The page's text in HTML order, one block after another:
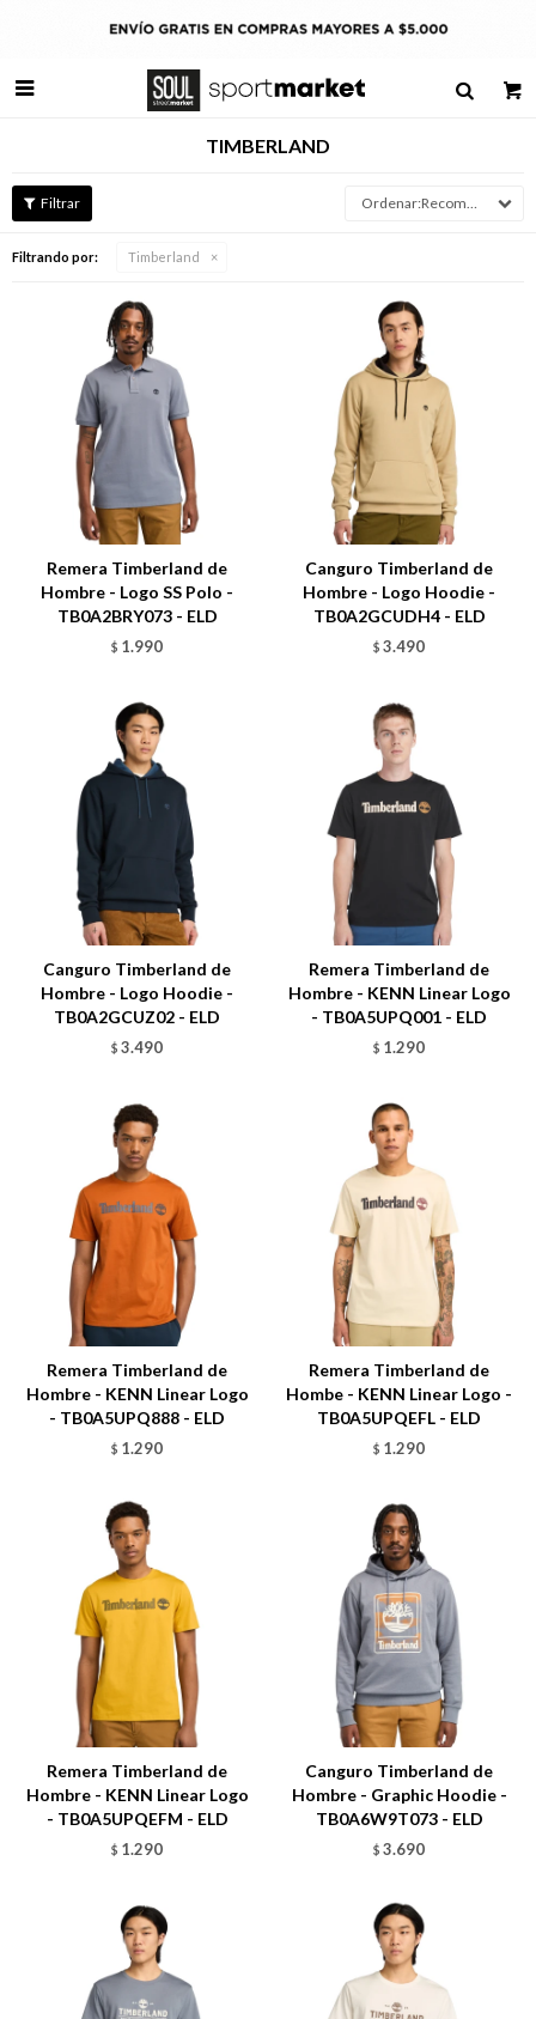

TIMBERLAND
Recomendados
Filtrando por: Timberland
Remera Timberland de
Hombre - Logo SS Polo -
TB0A2BRY073 - ELD
$ 1.990
Talle
Canguro Timberland de
Hombre - Logo Hoodie -
TB0A2GCUDH4 - ELD
$ 3.490
Talle
Canguro Timberland de
Hombre - Logo Hoodie -
TB0A2GCUZ02 - ELD
$ 3.490
Talle
Remera Timberland de
Hombre - KENN Linear Logo
- TB0A5UPQ001 - ELD
$ 1.290
Talle
Remera Timberland de
Hombre - KENN Linear Logo
- TB0A5UPQ888 - ELD
$ 1.290
Talle
Remera Timberland de
Hombe - KENN Linear Logo -
TB0A5UPQEFL - ELD
$ 1.290
Talle
Remera Timberland de
Hombre - KENN Linear Logo
- TB0A5UPQEFM - ELD
$ 1.290
Talle
Canguro Timberland de
Hombre - Graphic Hoodie -
TB0A6W9T073 - ELD
$ 3.690
Talle